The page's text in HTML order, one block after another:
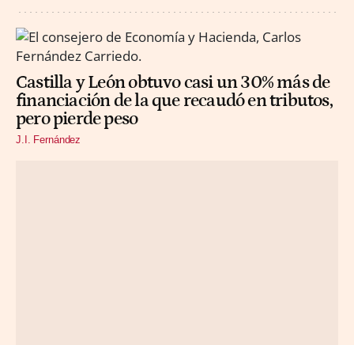
Castilla y León obtuvo casi un 30% más de
financiación de la que recaudó en tributos,
pero pierde peso
J.I. Fernández